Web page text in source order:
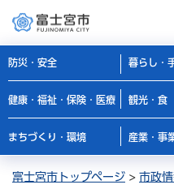
防災・安全 暮らし・
健康・福祉・保険・医療 観光・食
まちづくり・環境 産業・事
富士宮市トップページ > 市政